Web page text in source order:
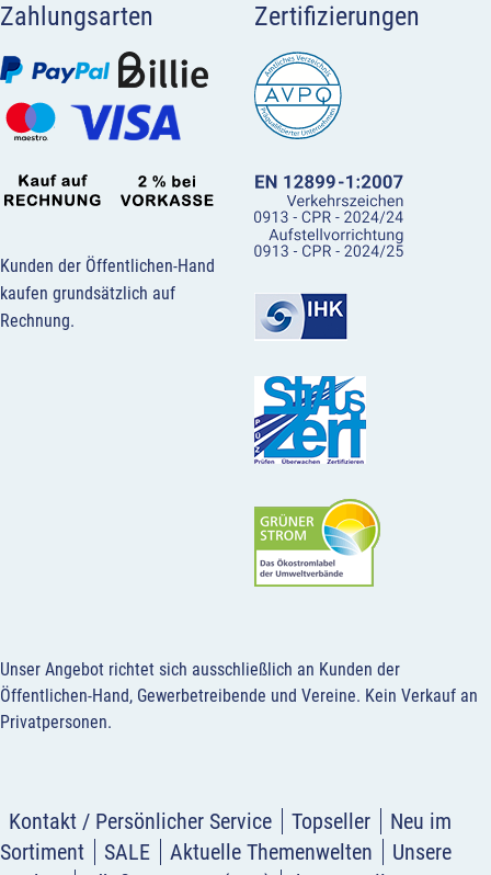
Zahlungsarten
Kunden der Öffentlichen-Hand
kaufen grundsätzlich auf
Rechnung.
Zertifizierungen
Unser Angebot richtet sich ausschließlich an Kunden der
Öffentlichen-Hand, Gewerbetreibende und Vereine. Kein Verkauf an
Privatpersonen.
Kontakt / Persönlicher Service Topseller
Neu im
Sortiment
SALE Aktuelle Themenwelten
Unsere